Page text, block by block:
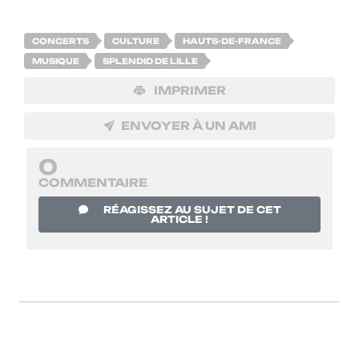
CONCERTS CULTURE HAUTS-DE-FRANCE
MUSIQUE SPLENDID DE LILLE
IMPRIMER
ENVOYER À UN AMI
0
COMMENTAIRE
RÉAGISSEZ AU SUJET DE CET
ARTICLE !